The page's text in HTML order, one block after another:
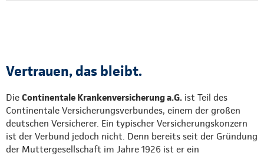
Vertrauen, das bleibt.
Die Continentale Krankenversicherung a.G. ist Teil des
Continentale Versicherungsverbundes, einem der großen
deutschen Versicherer. Ein typischer Versicherungskonzern
ist der Verbund jedoch nicht. Denn bereits seit der Gründung
der Muttergesellschaft im Jahre 1926 ist er ein